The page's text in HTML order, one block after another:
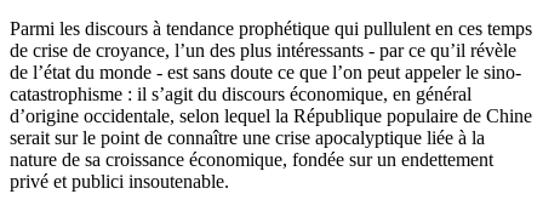
Parmi les discours à tendance prophétique qui pullulent en ces temps
de crise de croyance, l’un des plus intéressants - par ce qu’il révèle
de l’état du monde - est sans doute ce que l’on peut appeler le sino-
catastrophisme : il s’agit du discours économique, en général
d’origine occidentale, selon lequel la République populaire de Chine
serait sur le point de connaître une crise apocalyptique liée à la
nature de sa croissance économique, fondée sur un endettement
privé et publici insoutenable.